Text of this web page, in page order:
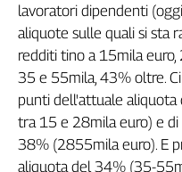
Social
lavoratori dipendenti
aliquote sulle quali si sta
redditi tino a 15mila
35 e 55mila, 43% oltre.
punti dell'attuale aliquota
tra 15 e 28mila euro) e
38% (2855mila euro). E
aliquota del 34% (35-